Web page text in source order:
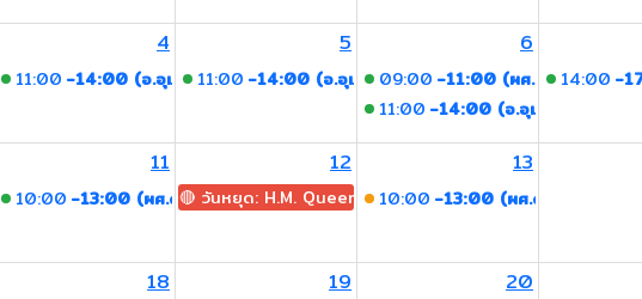
4
11:00 -14:00 (อ.อุมาพร)
5
11:00 -14:00 (อ.อุมาพร)
6
09:00 -11:00 (ผศ.ดร.อพัชชา จินด
11:00 -14:00 (อ.อุมาพร)
14:00 -
พัชชา จินดาประเสริฐ)
ชชา จินดาประเสริฐ)
11
10:00 -13:00 (ผศ.ดร.อพัชชา จินดาประเสริฐ)
12
🔴 วันหยุด: H.M. Queen Sirikit The Queen Mother's
13
10:00 -13:00 (ผศ.ดร.อพัชชา จินด
18 19 20